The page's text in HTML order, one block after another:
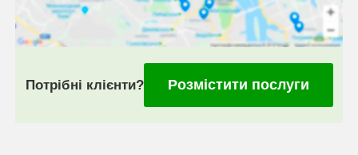
Потрібні клієнти? Розмістити послуги